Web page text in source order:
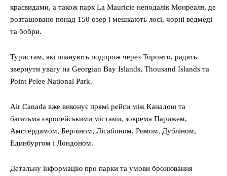
краєвидами, а також парк La Mauricie неподалік Монреаля, де
розташовано понад 150 озер і мешкають лосі, чорні ведмеді
та бобри.
Туристам, які планують подорож через Торонто, радять
звернути увагу на Georgian Bay Islands, Thousand Islands та
Point Pelee National Park.
Air Canada вже виконує прямі рейси між Канадою та
багатьма європейськими містами, зокрема Парижем,
Амстердамом, Берліном, Лісабоном, Римом, Дубліном,
Единбургом і Лондоном.
Детальну інформацію про парки та умови бронювання